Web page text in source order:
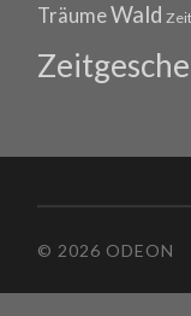
TräumeWald Zeit
© 2026 ODEON